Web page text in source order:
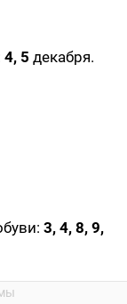
4, 5 декабря.
3, 4, 8, 9,